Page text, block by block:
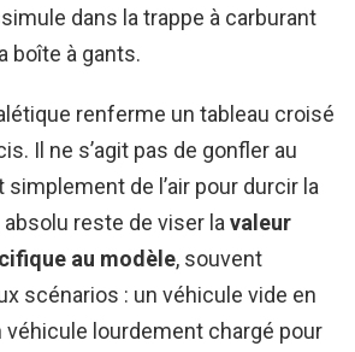
dans la trappe à carburant
boîte à gants.
renferme un tableau croisé
Il ne s’agit pas de gonfler au
de l’air pour durcir la
reste de viser la valeur
au modèle, souvent
scénarios : un véhicule vide en
lourdement chargé pour